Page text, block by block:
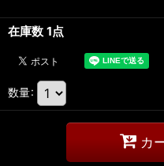
在庫数 1点
数量:
カ